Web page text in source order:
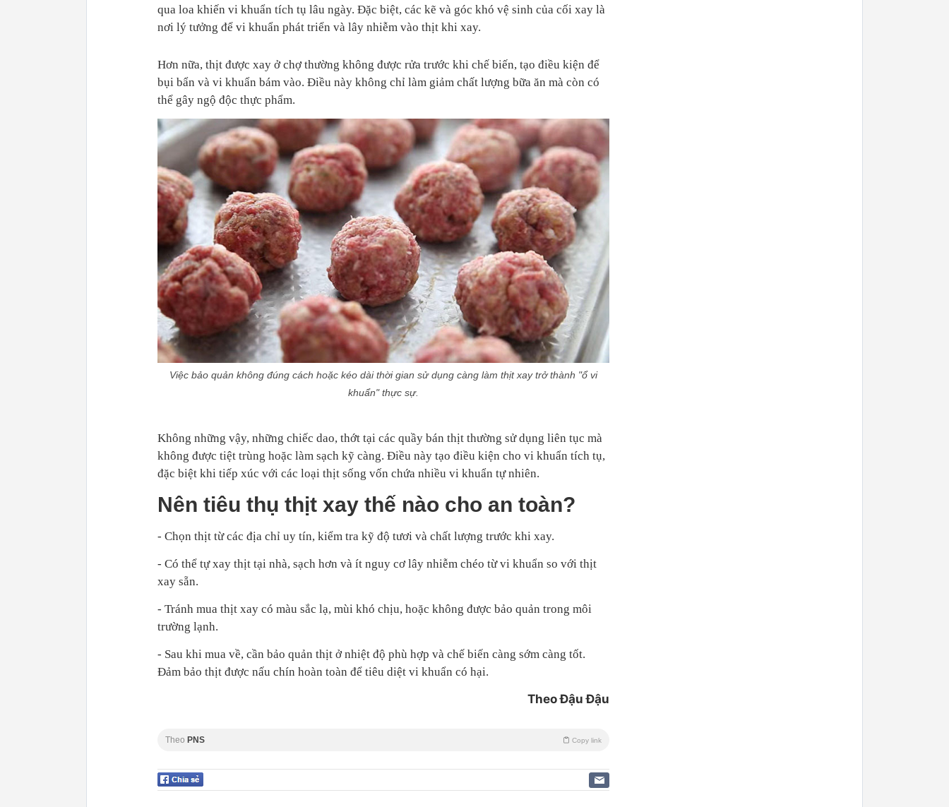
qua loa khiến vi khuẩn tích tụ lâu ngày. Đặc biệt, các kẽ và góc khó vệ sinh của cối xay là
nơi lý tưởng để vi khuẩn phát triển và lây nhiễm vào thịt khi xay.
Hơn nữa, thịt được xay ở chợ thường không được rửa trước khi chế biến, tạo điều kiện để
bụi bẩn và vi khuẩn bám vào. Điều này không chỉ làm giảm chất lượng bữa ăn mà còn có
thể gây ngộ độc thực phẩm.
Việc bảo quản không đúng cách hoặc kéo dài thời gian sử dụng càng làm thịt xay trở thành "ổ vi
khuẩn" thực sự.
Không những vậy, những chiếc dao, thớt tại các quầy bán thịt thường sử dụng liên tục mà
không được tiệt trùng hoặc làm sạch kỹ càng. Điều này tạo điều kiện cho vi khuẩn tích tụ,
đặc biệt khi tiếp xúc với các loại thịt sống vốn chứa nhiều vi khuẩn tự nhiên.
Nên tiêu thụ thịt xay thế nào cho an toàn?
- Chọn thịt từ các địa chỉ uy tín, kiểm tra kỹ độ tươi và chất lượng trước khi xay.
- Có thể tự xay thịt tại nhà, sạch hơn và ít nguy cơ lây nhiễm chéo từ vi khuẩn so với thịt
xay sẵn.
- Tránh mua thịt xay có màu sắc lạ, mùi khó chịu, hoặc không được bảo quản trong môi
trường lạnh.
- Sau khi mua về, cần bảo quản thịt ở nhiệt độ phù hợp và chế biến càng sớm càng tốt.
Đảm bảo thịt được nấu chín hoàn toàn để tiêu diệt vi khuẩn có hại.
Theo Đậu Đậu
Theo PNS Copy link